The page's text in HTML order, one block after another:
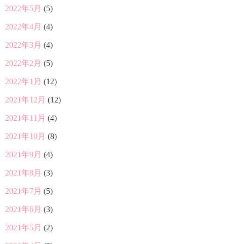
2022年5月 (5)
2022年4月 (4)
2022年3月 (4)
2022年2月 (5)
2022年1月 (12)
2021年12月 (12)
2021年11月 (4)
2021年10月 (8)
2021年9月 (4)
2021年8月 (3)
2021年7月 (5)
2021年6月 (3)
2021年5月 (2)